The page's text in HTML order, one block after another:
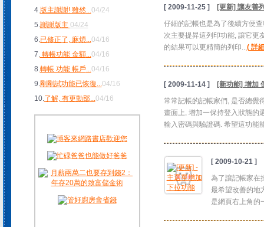
4.版主謝謝! 雖然...04/24
5.謝謝版主 04/24
6.已修正了, 麻煩...04/16
7.轉帳功能 金額...04/16
8.轉帳 功能 帳戶...04/16
9.剛剛試功能已恢復...04/16
10.了解, 有更動部...04/16
[ 2009-11-25 ]
[更新] 讓友善
仔細的記帳也是為了後續方便
次主要提昇這列印功能, 讓它更
的結果可以更精簡的列印...( 詳
[ 2009-11-14 ]
[新功能] 增加
常常記帳的記帳家們, 是否總覺
畫面上, 增加一保持登入狀態的
輸入密碼與驗證碼. 希望這功能
[ 2009-10-21 ]
為了讓記帳家在
最希望改善的地
是網頁右上角的